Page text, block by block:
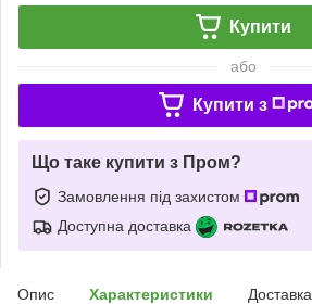
Купити
або
Купити з
Що таке купити з Пром?
Замовлення під захистом
Доступна доставка
Опис Характеристики Доставка